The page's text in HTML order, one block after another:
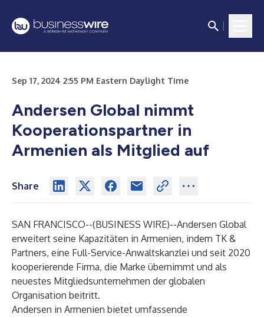
Sep 17, 2024 2:55 PM Eastern Daylight Time
Andersen Global nimmt
Kooperationspartner in
Armenien als Mitglied auf
Share
SAN FRANCISCO--(BUSINESS WIRE)--Andersen Global
erweitert seine Kapazitäten in Armenien, indem TK &
Partners, eine Full-Service-Anwaltskanzlei und seit 2020
kooperierende Firma, die Marke übernimmt und als
neuestes Mitgliedsunternehmen der globalen
Organisation beitritt.
Andersen in Armenien bietet umfassende